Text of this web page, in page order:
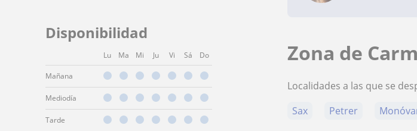
Disponibilidad
Lu Ma Mi Ju Vi Sá Do
Mañana
Mediodía
Tarde
Zona de
Localidades a las que se
Sax
Petrer